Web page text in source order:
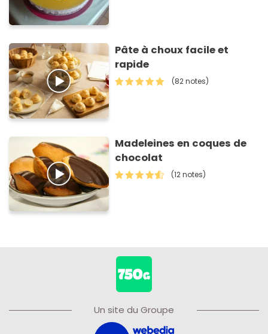
Pâte à choux facile et
rapide
(82 notes)
Madeleines en coques de
chocolat
(12 notes)
Un site du Groupe